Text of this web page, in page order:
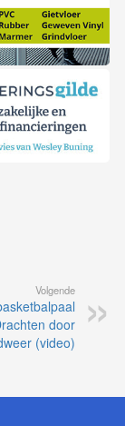
Volgende
door
(video)